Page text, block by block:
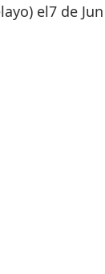
el7 de